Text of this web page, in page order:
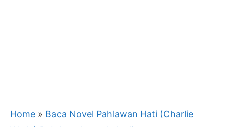
Home » Baca Novel Pahlawan Hati (Charlie